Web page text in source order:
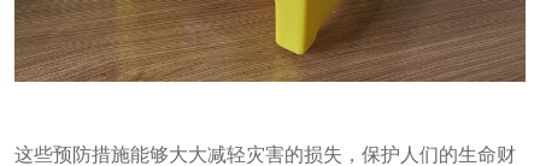
这些预防措施能够大大减轻灾害的损失，保护人们的生命财